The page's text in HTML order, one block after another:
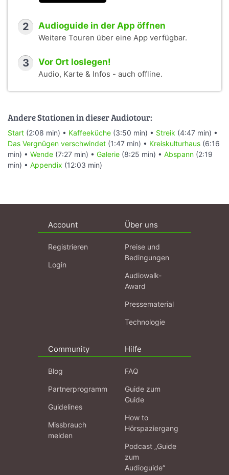
2 Audioguide in der App öffnen
Weitere Touren über eine App verfügbar.
3 Vor Ort loslegen!
Audio, Karte & Infos - auch offline.
Andere Stationen in dieser Audiotour:
Start (2:08 min) • Kaffeeküche (3:50 min) • Streik (4:47 min) •
Das Vergnügen verschwindet (1:47 min) • Kreiskulturhaus (6:16
min) • Wende (7:27 min) • Galerie (8:25 min) • Abspann (2:19
min) • Appendix (12:03 min)
Account
Registrieren
Login
Über uns
Preise und
Bedingungen
Audiowalk-
Award
Pressematerial
Technologie
Community
Blog
Partnerprogramm
Guidelines
Missbrauch
melden
Hilfe
FAQ
Guide zum
Guide
How to
Hörspaziergang
Podcast „Guide
zum
Audioguide“